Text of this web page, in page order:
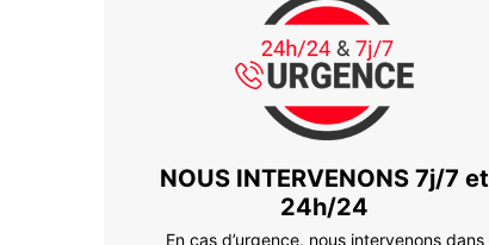
NOUS INTERVENONS 7j/7 et
24h/24
En cas d’urgence, nous intervenons dans